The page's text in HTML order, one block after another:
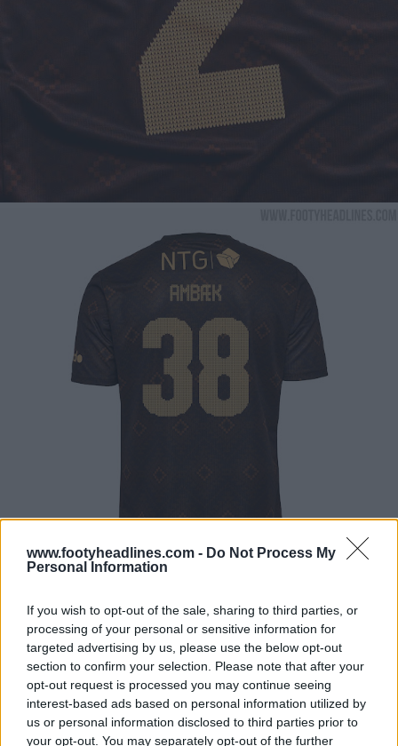
www.footyheadlines.com - Do Not Process My
Personal Information
If you wish to opt-out of the sale, sharing to third parties, or
processing of your personal or sensitive information for
targeted advertising by us, please use the below opt-out
section to confirm your selection. Please note that after your
opt-out request is processed you may continue seeing
interest-based ads based on personal information utilized by
us or personal information disclosed to third parties prior to
your opt-out. You may separately opt-out of the further